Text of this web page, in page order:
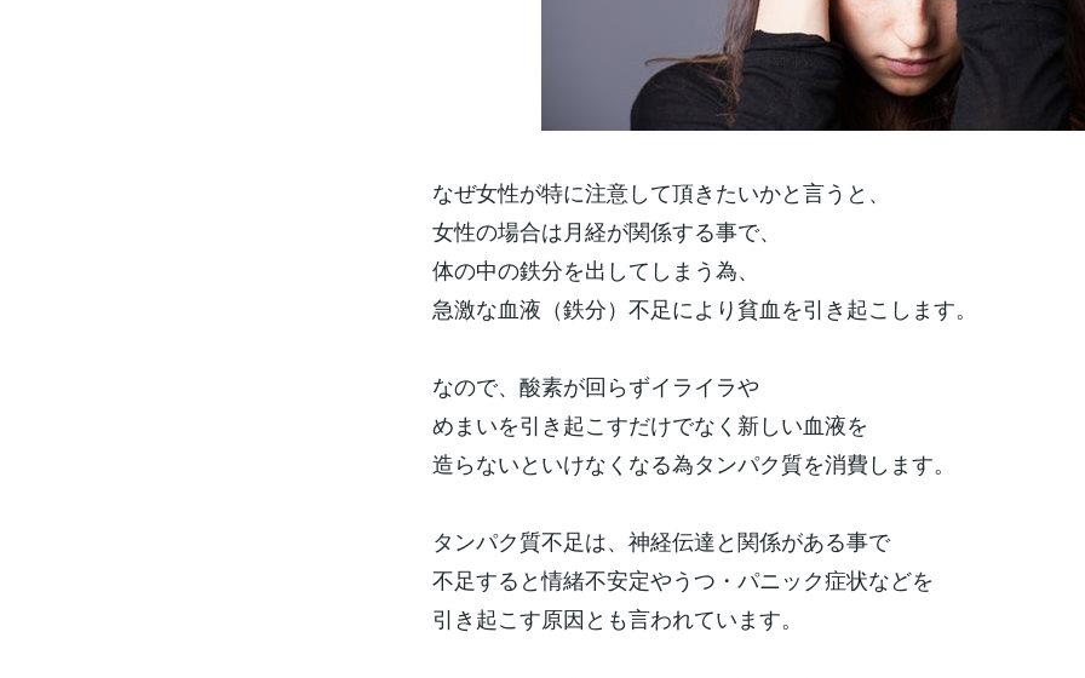
なぜ女性が特に注意して頂きたいかと言うと、
女性の場合は月経が関係する事で、
体の中の鉄分を出してしまう為、
急激な血液（鉄分）不足により貧血を引き起こします。
なので、酸素が回らずイライラや
めまいを引き起こすだけでなく新しい血液を
造らないといけなくなる為タンパク質を消費します。
タンパク質不足は、神経伝達と関係がある事で
不足すると情緒不安定やうつ・パニック症状などを
引き起こす原因とも言われています。